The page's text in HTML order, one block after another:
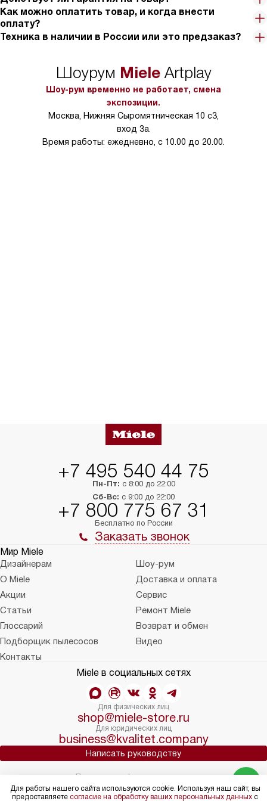
хранить разные вина, есть три температурные зоны, которые
здорово экономят ваши деньги тем, что не надо при наличии
этого холодильника покупать отдельный, к примеру, для
Вина сохраняют свой вкус и свои характерные ноты, гости -
довольны, мы с прибылью.
Как можно оплатить товар, и когда внести
оплату?
Техника в наличии в России или это предзаказ?
Шоурум MieleArtplay
Шоу-рум временно не работает, смена
экспозиции.
Москва, Нижняя Сыромятническая 10 с3,
вход 3а.
Время работы: ежедневно, с 10.00 до 20.00.
+7 495 540 44 75
Пн-Пт: с 8:00 до 22:00
Сб-Вс: с 9:00 до 22:00
+7 800 775 67 31
Бесплатно по России
Заказать звонок
Мир Miele
Дизайнерам
Шоу-рум
О Miele
Доставка и оплата
Акции
Сервис
Статьи
Ремонт Miele
Глоссарий
Возврат и обмен
Подборщик пылесосов
Видео
Контакты
Miele в социальных сетях
Для физических лиц
shop@miele-store.ru
Для юридических лиц
business@kvalitet.company
Написать руководству
Политика конфиденциальности
Условия продажи
Для работы нашего сайта используются cookie. Используя наш сайт, вы
предоставляете согласие на обработку ваших персональных данных с